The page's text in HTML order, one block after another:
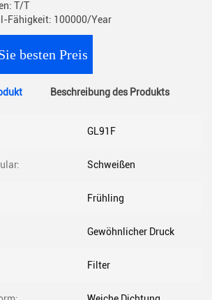
T/T
Fähigkeit: 100000/Year
besten Preis
Beschreibung des Produkts
GL91F
Schweißen
Frühling
Gewöhnlicher Druck
Filter